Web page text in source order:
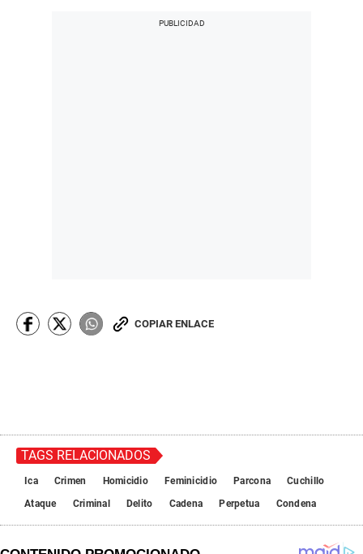
COPIAR ENLACE
TAGS RELACIONADOS
Ica Crimen Homicidio Feminicidio Parcona
Cuchillo
Ataque
Criminal Delito Cadena Perpetua Condena